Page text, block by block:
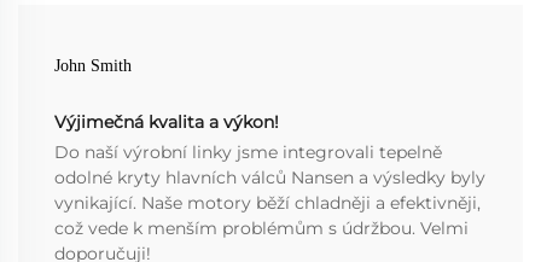
John Smith
Výjimečná kvalita a výkon!
Do naší výrobní linky jsme integrovali tepelně
odolné kryty hlavních válců Nansen a výsledky byly
vynikající. Naše motory běží chladněji a efektivněji,
což vede k menším problémům s údržbou. Velmi
doporučuji!